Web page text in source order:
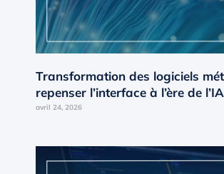
Transformation des logiciels
repenser l’interface à l’ère de l’IA
avril 24, 2026